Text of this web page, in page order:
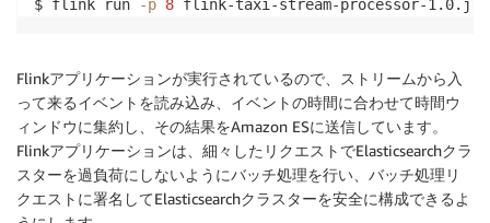
$ flink run -p 8 flink-taxi-stream-processor-
Flinkアプリケーションが実行されているので、ストリームから入
って来るイベントを読み込み、イベントの時間に合わせて時間ウ
ィンドウに集約し、その結果をAmazon ESに送信しています。
Flinkアプリケーションは、細々したリクエストでElasticsearchクラ
スターを過負荷にしないようにバッチ処理を行い、バッチ処理リ
クエストに署名してElasticsearchクラスターを安全に構成できるよ